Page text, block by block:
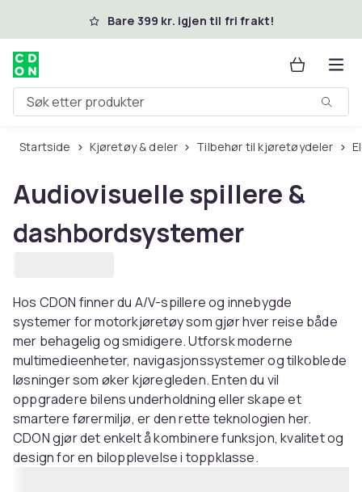
Hopp til hovedinnholdBare 399 kr. igjen til fri frakt!
Søk etter produkter
Startside Kjøretøy & deler Tilbehør til kjøretøydeler
Audiovisuelle spillere &
dashbordsystemer
Hos CDON finner du A/V-spillere og innebygde
systemer for motorkjøretøy som gjør hver reise både
mer behagelig og smidigere. Utforsk moderne
multimedieenheter, navigasjonssystemer og tilkoblede
løsninger som øker kjøregleden. Enten du vil
oppgradere bilens underholdning eller skape et
smartere førermiljø, er den rette teknologien her.
CDON gjør det enkelt å kombinere funksjon, kvalitet og
design for en bilopplevelse i toppklasse.